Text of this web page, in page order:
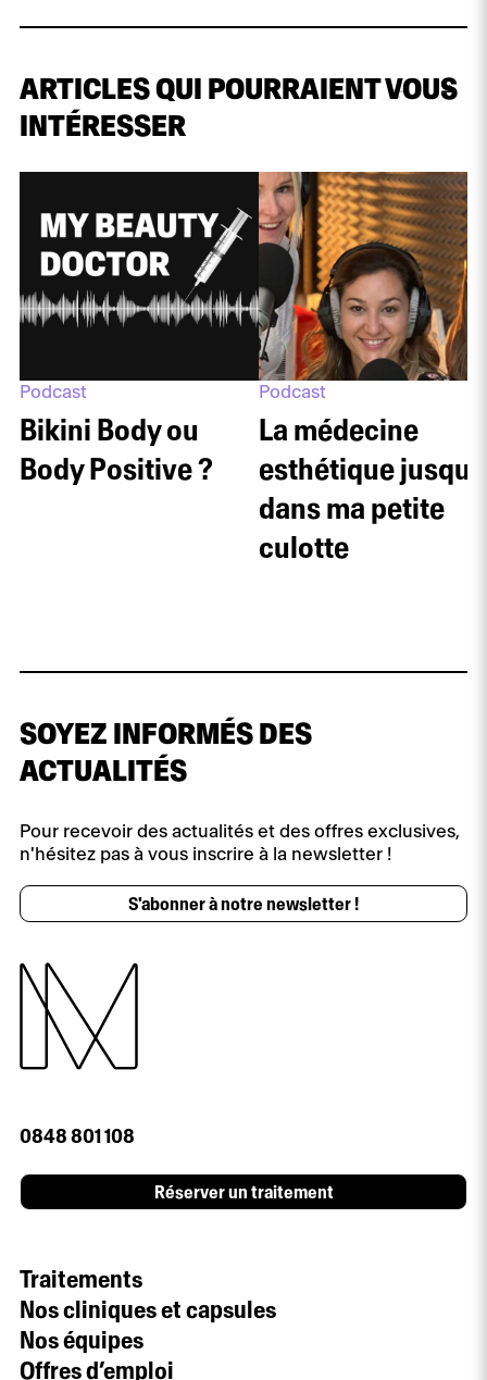
ARTICLES QUI POURRAIENT VOUS
INTÉRESSER
Podcast
Bikini Body ou
Body Positive ?
Podcast
La médecine
esthétique jusque
dans ma petite
culotte
SOYEZ INFORMÉS DES
ACTUALITÉS
Pour recevoir des actualités et des offres exclusives,
n'hésitez pas à vous inscrire à la newsletter !
S'abonner à notre newsletter !
0848 801 108
Réserver un traitement
Traitements
Nos cliniques et capsules
Nos équipes
Offres d’emploi